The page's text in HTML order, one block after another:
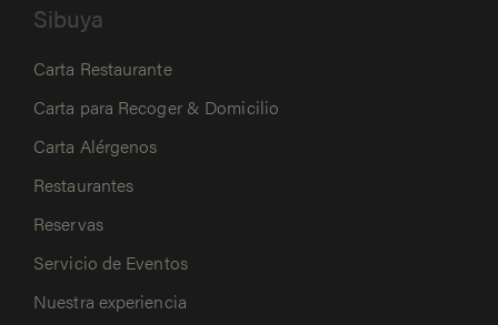
Sibuya
Carta Restaurante
Carta para Recoger & Domicilio
Carta Alérgenos
Restaurantes
Reservas
Servicio de Eventos
Nuestra experiencia